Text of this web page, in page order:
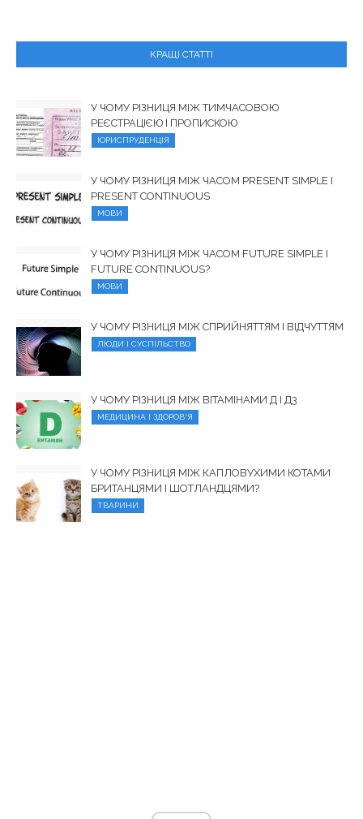
КРАЩІ СТАТТІ
У ЧОМУ РІЗНИЦЯ МІЖ ТИМЧАСОВОЮ
РЕЄСТРАЦІЄЮ І ПРОПИСКОЮ
ЮРИСПРУДЕНЦІЯ
У ЧОМУ РІЗНИЦЯ МІЖ ЧАСОМ PRESENT SIMPLE І
PRESENT CONTINUOUS
МОВИ
У ЧОМУ РІЗНИЦЯ МІЖ ЧАСОМ FUTURE SIMPLE І
FUTURE CONTINUOUS?
МОВИ
У ЧОМУ РІЗНИЦЯ МІЖ СПРИЙНЯТТЯМ І ВІДЧУТТЯМ
ЛЮДИ І СУСПІЛЬСТВО
У ЧОМУ РІЗНИЦЯ МІЖ ВІТАМІНАМИ Д І Д3
МЕДИЦИНА І ЗДОРОВ'Я
У ЧОМУ РІЗНИЦЯ МІЖ КАПЛОВУХИМИ КОТАМИ
БРИТАНЦЯМИ І ШОТЛАНДЦЯМИ?
ТВАРИНИ